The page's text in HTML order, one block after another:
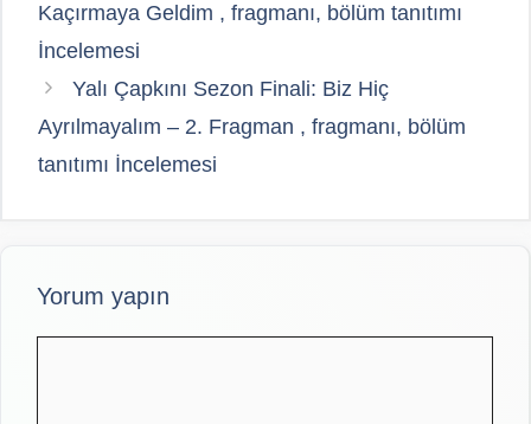
Kaçırmaya Geldim , fragmanı, bölüm tanıtımı
İncelemesi
Yalı Çapkını Sezon Finali: Biz Hiç
Ayrılmayalım – 2. Fragman , fragmanı, bölüm
tanıtımı İncelemesi
Yorum yapın